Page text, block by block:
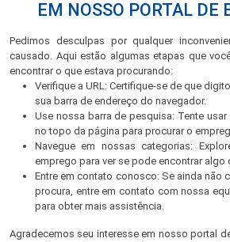
EM NOSSO PORTAL DE
Pedimos desculpas por qualquer
causado. Aqui estão algumas etapas que
encontrar o que estava procurando:
Verifique a URL: Certifique-se de que
sua barra de endereço do navegador.
Use nossa barra de pesquisa: Tente
no topo da página para procurar o
Navegue em nossas categorias:
emprego para ver se pode encontrar algo
Entre em contato conosco: Se ainda não
procura, entre em contato com nossa
para obter mais assistência.
Agradecemos seu interesse em nosso portal